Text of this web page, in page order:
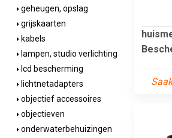
geheugen, opslag
grijskaarten
kabels
lampen, studio verlichting
lcd bescherming
lichtnetadapters
objectief accessoires
objectieven
onderwaterbehuizingen